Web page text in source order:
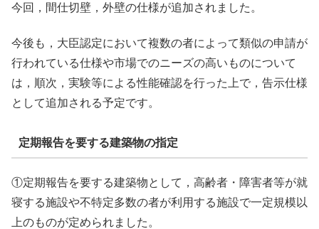
今回，間仕切壁，外壁の仕様が追加されました。
今後も，大臣認定において複数の者によって類似の申請が
行われている仕様や市場でのニーズの高いものについて
は，順次，実験等による性能確認を行った上で，告示仕様
として追加される予定です。
定期報告を要する建築物の指定
①定期報告を要する建築物として，高齢者・障害者等が就
寝する施設や不特定多数の者が利用する施設で一定規模以
上のものが定められました。